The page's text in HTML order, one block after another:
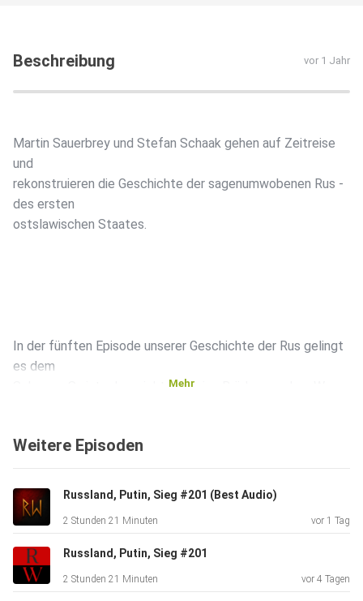
Beschreibung vor 1 Jahr
Martin Sauerbrey und Stefan Schaak gehen auf Zeitreise
und
rekonstruieren die Geschichte der sagenumwobenen Rus -
des ersten
ostslawischen Staates.
In der fünften Episode unserer Geschichte der Rus gelingt
es dem
Sohn von Swjatoslaw nicht nur seine Brüder aus dem Weg
Mit
Rus.
Mehr
Weitere Episoden
Russland, Putin, Sieg #201 (Best Audio)
2 Stunden 21 Minuten vor 1 Tag
Russland, Putin, Sieg #201
2 Stunden 21 Minuten vor 4 Tagen